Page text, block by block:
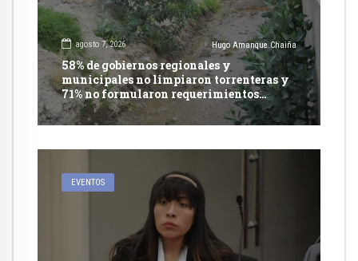
agosto 7, 2026 Hugo Amanque Chaiña
58% de gobiernos regionales y
municipales no limpiaron torrenteras y
71% no formularon requerimientos
presupuestales afirma informe de
Contraloría
EVENTOS